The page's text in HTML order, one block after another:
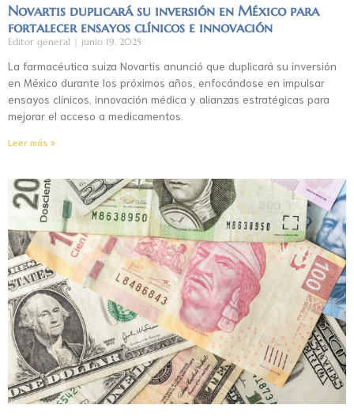
Novartis duplicará su inversión en México para
fortalecer ensayos clínicos e innovación
Editor general junio 19, 2025
La farmacéutica suiza Novartis anunció que duplicará su inversión
en México durante los próximos años, enfocándose en impulsar
ensayos clínicos, innovación médica y alianzas estratégicas para
mejorar el acceso a medicamentos.
Leer más »